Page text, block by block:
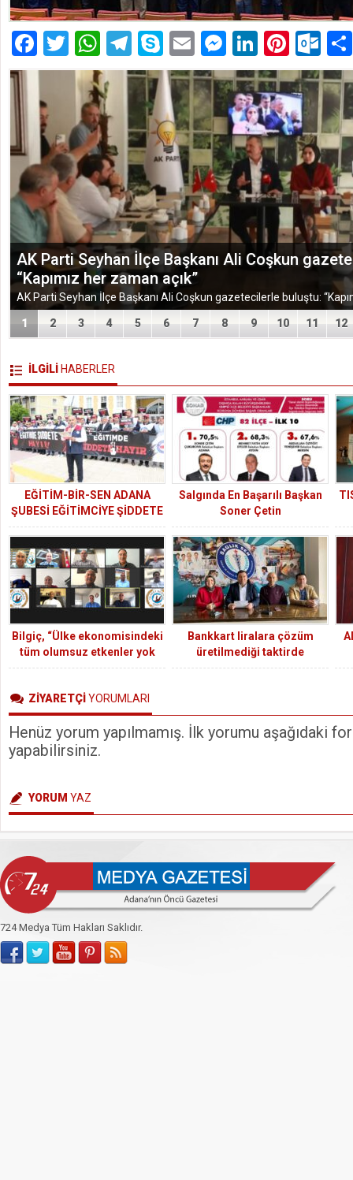
Facebook
Twitter
WhatsApp
Telegram
SkypeEmailMessenger
LinkedIn
AK Parti Seyhan İlçe Başkanı Ali Coşkun
“Kapımız her zaman açık”
1 2 3 4 5 6 7 8 9 10 11 12
İLGİLİ HABERLER
EĞİTİM-BİR-SEN ADANA
ŞUBESİ EĞİTİMCİYE ŞİDDETE
KARŞI İŞ BIRAKTI
Salgında En Başarılı Başkan
Soner Çetin
Bilgiç, “Ülke ekonomisindeki
tüm olumsuz etkenler yok
edilmeli”
Bankkart liralara çözüm
üretilmediği taktirde
üyelerimizden aldığımız gücü
yapılacaktır
ZİYARETÇİYORUMLARI
Henüz yorum yapılmamış. İlk yorumu aşağıdaki
yapabilirsiniz.
YORUM YAZ
724 Medya Tüm Hakları Saklıdır.